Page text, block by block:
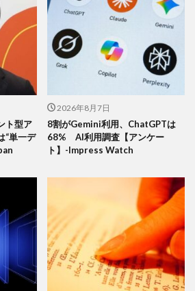
ト型ア
“単一デ
2026年8月7日
8割がGemini利用、ChatGPTは
68% AI利用調査【アンケー
ト】-Impress Watch